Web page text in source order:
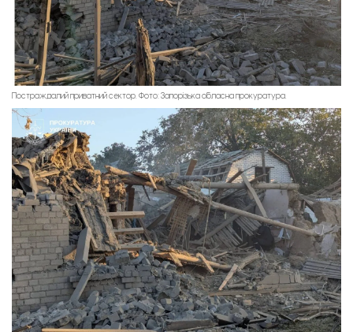
Новий культурний простір у Запоріжжі. Фото: Департамент культури, туризму,
національностей та релігій ЗОВА.
Постраждалий приватний сектор. Фото: Запорізька обласна прокуратура.